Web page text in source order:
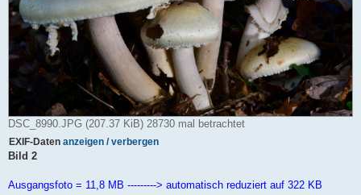
DSC_8990.JPG (207.37 KiB) 28730 mal betrachtet
EXIF-Daten anzeigen / verbergen
Bild 2
Ausgangsfoto = 11,8 MB ---------> automatisch reduziert auf 322 KB